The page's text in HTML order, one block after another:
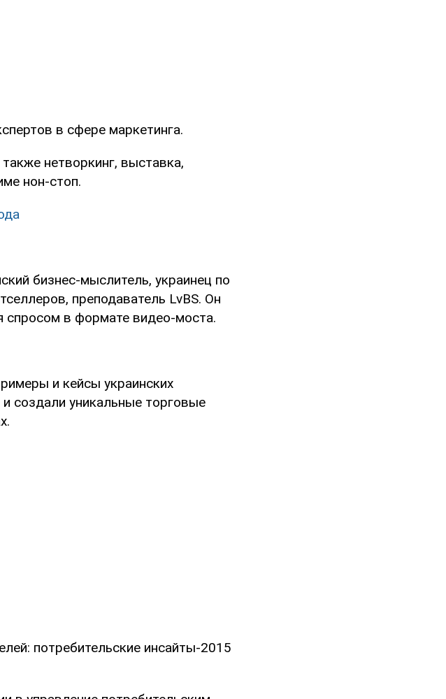
в сфере маркетинга.
нетворкинг, выставка,
нон-стоп.
бизнес-мыслитель, украинец по
преподаватель LvBS. Он
спросом в формате видео-моста.
и кейсы украинских
создали уникальные торговые
потребительские инсайты-2015